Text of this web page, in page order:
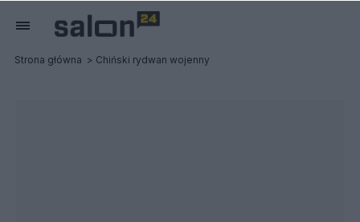
Strona główna Chiński rydwan wojenny